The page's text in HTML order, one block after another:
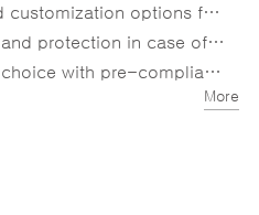
with all form factor, kiosk and all-in-one panel PC application
power outage with support for optional back-up battery
EMC testing and high ESD tolerance
fluctuation with a 9-36V voltage rangeMore